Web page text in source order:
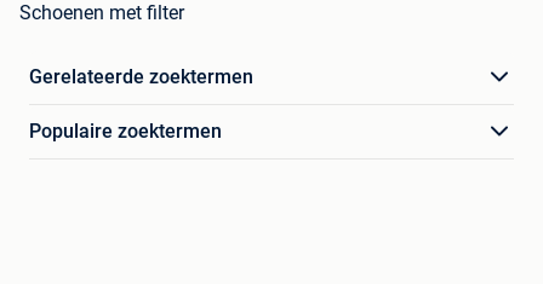
Schoenen met filter
Gerelateerde zoektermen
Populaire zoektermen